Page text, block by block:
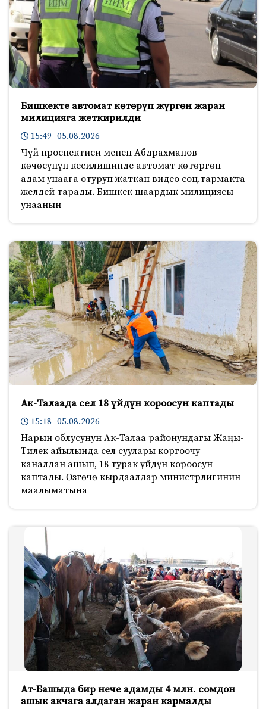
Бишкекте автомат көтөрүп жүргөн жаран
милицияга жеткирилди
15:49 05.08.2026
Чүй проспектиси менен Абдрахманов
көчөсүнүн кесилишинде автомат көтөргөн
адам унаага отуруп жаткан видео соц.тармакта
желдей тарады. Бишкек шаардык милициясы
унаанын
Ак-Талаада сел 18 үйдүн короосун каптады
15:18 05.08.2026
Нарын облусунун Ак-Талаа районундагы Жаңы-
Тилек айылында сел суулары коргоочу
каналдан ашып, 18 турак үйдүн короосун
каптады. Өзгөчө кырдаалдар министрлигинин
маалыматына
Ат-Башыда бир нече адамды 4 млн. сомдон
ашык акчага алдаган жаран кармалды